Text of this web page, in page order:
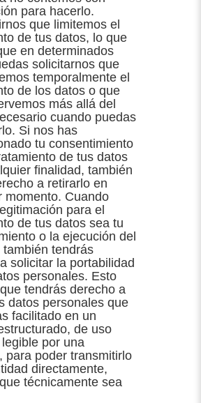
para hacerlo.
que limitemos el
de tus datos, lo que
en determinados
solicitarnos que
temporalmente el
de los datos o que
más allá del
cuando puedas
Si nos has
tu consentimiento
de tus datos
finalidad, también
a retirarlo en
momento. Cuando
para el
de tus datos sea tu
o la ejecución del
también tendrás
solicitar la portabilidad
personales. Esto
tendrás derecho a
datos personales que
facilitado en un
de uso
por una
para poder transmitirlo
directamente,
técnicamente sea